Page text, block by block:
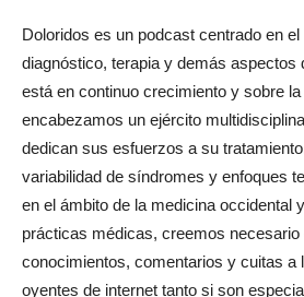
Doloridos es un podcast centrado en
diagnóstico, terapia y demás aspectos
está en continuo crecimiento y sobre
encabezamos un ejército
dedican sus esfuerzos a su
variabilidad de síndromes y enfoques
en el ámbito de la medicina occidental
prácticas médicas, creemos necesario
conocimientos, comentarios y cuitas a
oyentes de internet tanto si son